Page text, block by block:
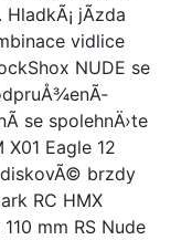
HladkÃ¡ jÃ­zda
vidlice
NUDE se
se spolehnÄ›te
Eagle 12
brzdy
RC HMX
mm RS Nude